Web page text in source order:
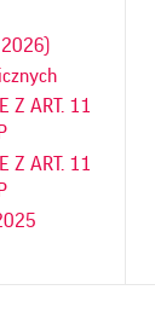
2026)
Z ART. 11
Z ART. 11